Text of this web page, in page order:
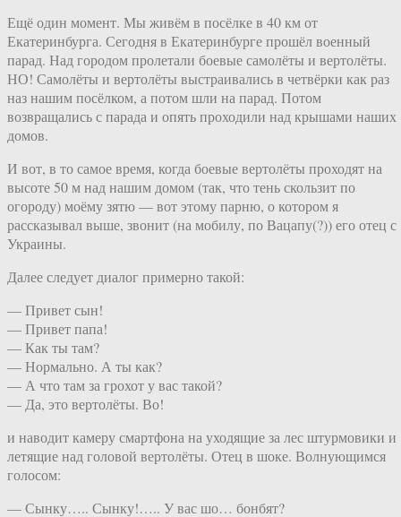
Ещё один момент. Мы живём в посёлке в 40 км от
Екатеринбурга. Сегодня в Екатеринбурге прошёл военный
парад. Над городом пролетали боевые самолёты и вертолёты.
НО! Самолёты и вертолёты выстраивались в четвёрки как раз
наз нашим посёлком, а потом шли на парад. Потом
возвращались с парада и опять проходили над крышами наших
домов.
И вот, в то самое время, когда боевые вертолёты проходят на
высоте 50 м над нашим домом (так, что тень скользит по
огороду) моёму зятю — вот этому парню, о котором я
рассказывал выше, звонит (на мобилу, по Вацапу(?)) его отец с
Украины.
Далее следует диалог примерно такой:
— Привет сын!
— Привет папа!
— Как ты там?
— Нормально. А ты как?
— А что там за грохот у вас такой?
— Да, это вертолёты. Во!
и наводит камеру смартфона на уходящие за лес штурмовики и
летящие над головой вертолёты. Отец в шоке. Волнующимся
голосом:
— Сынку….. Сынку!….. У вас шо… бонбят?